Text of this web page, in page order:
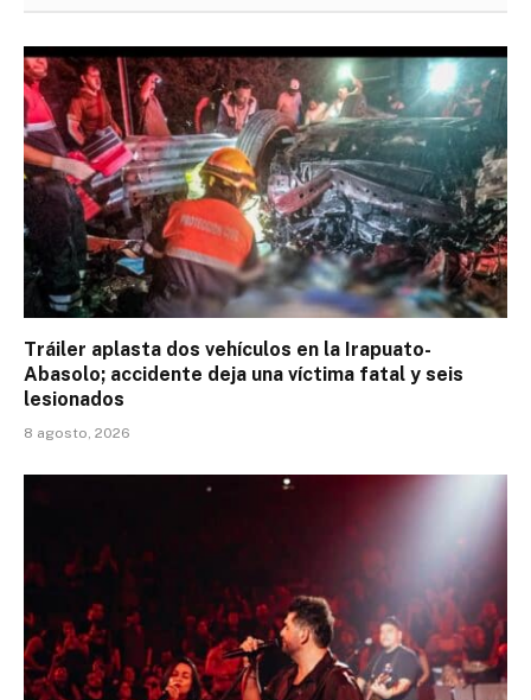
Tráiler aplasta dos vehículos en la Irapuato-
Abasolo; accidente deja una víctima fatal y seis
lesionados
8 agosto, 2026